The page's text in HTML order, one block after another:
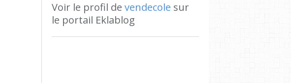
Voir le profil de vendecole sur
le portail Eklablog